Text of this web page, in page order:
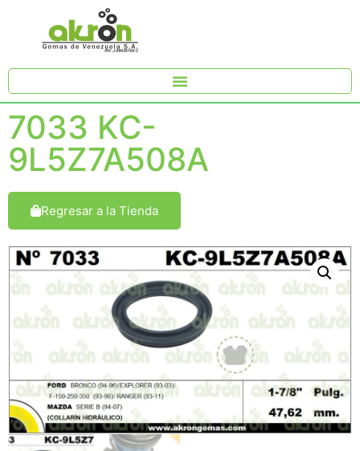
7033 KC-
9L5Z7A508A
Regresar a la Tienda